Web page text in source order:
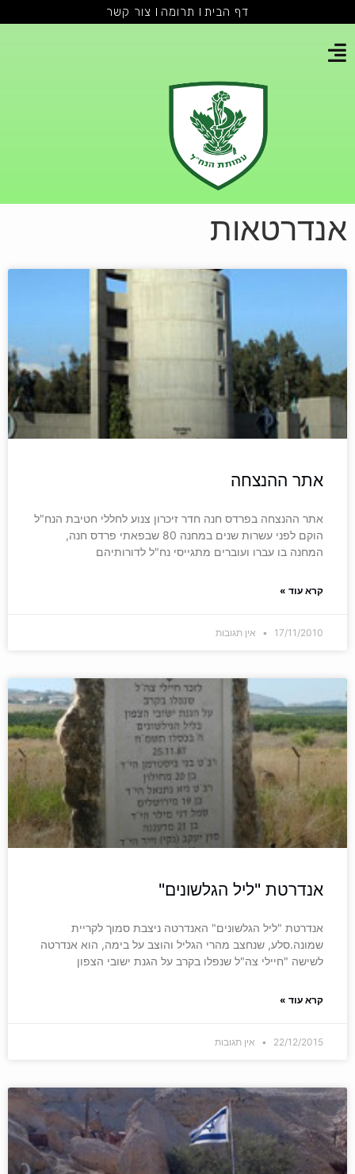
דף הבית תרומה צור קשר
אנדרטאות
אתר ההנצחה
אתר ההנצחה בפרדס חנה חדר זיכרון צנוע לחללי חטיבת הנח"ל
הוקם לפני עשרות שנים במחנה 80 שבפאתי פרדס חנה,
המחנה בו עברו ועוברים מתגייסי נח"ל לדורותיהם
קרא עוד »
17/11/2010 אין תגובות
אנדרטת "ליל הגלשונים"
אנדרטת "ליל הגלשונים" האנדרטה ניצבת סמוך לקריית
שמונה.סלע, שנחצב מהרי הגליל והוצב על בימה, הוא אנדרטה
לשישה "חיילי צה"ל שנפלו בקרב על הגנת ישובי הצפון
קרא עוד »
22/12/2015 אין תגובות